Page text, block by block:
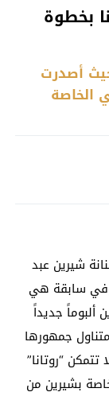
بخطوة
أصدرت
الخاصة
شيرين عبد
وفي سابقة هي
ألبوماً جديداً
جمهورها
“روتانا”
بشيرين من